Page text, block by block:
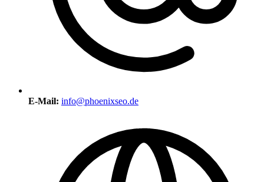
E-Mail: info@phoenixseo.de